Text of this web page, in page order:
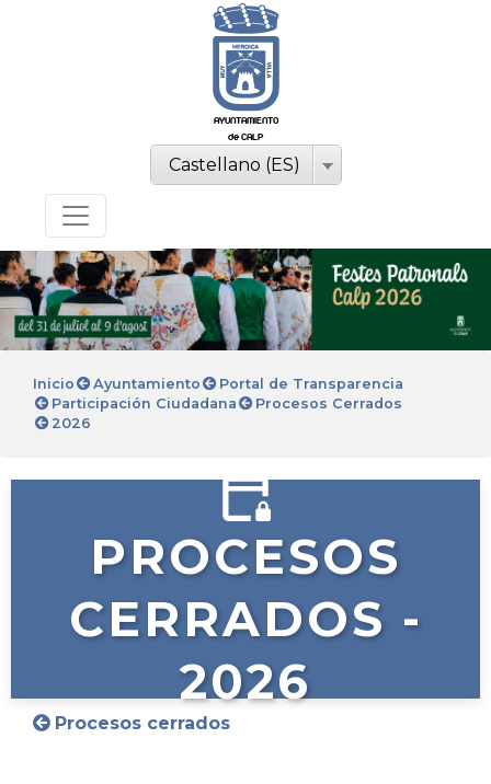
AYUNTAMIENTO
de CALP
Castellano (ES)
Inicio Ayuntamiento
Portal de Transparencia
Participación Ciudadana
Procesos Cerrados
2026
PROCESOS
CERRADOS -
2026
Procesos cerrados